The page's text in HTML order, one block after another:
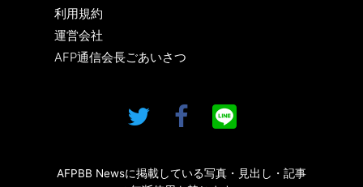
利用規約
運営会社
AFP通信会長ごあいさつ
AFPBB Newsに掲載している写真・見出し・記事